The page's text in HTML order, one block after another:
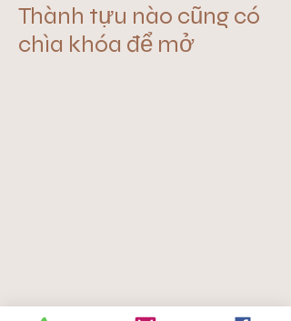
Thành tựu nào cũng có
chìa khóa để mở